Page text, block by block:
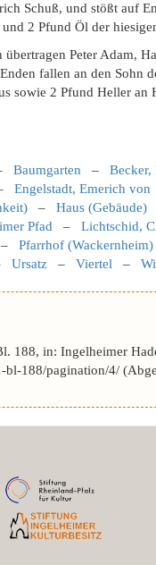
Schuß, und stößt auf
2 Pfund Öl der
übertragen Peter Adam,
fallen an den
sowie 2 Pfund Heller an
Baumgarten – Becker,
Engelstadt, Emerich von
– Haus (Gebäude)
Pfad – Lichtschid,
Pfarrhof (Wackernheim)
Ursatz – Viertel –
188, in: Ingelheimer
188/pagination/4/